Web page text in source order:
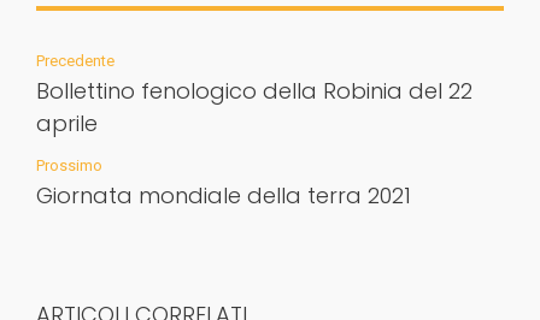
Precedente
Bollettino fenologico della Robinia del 22
aprile
Prossimo
Giornata mondiale della terra 2021